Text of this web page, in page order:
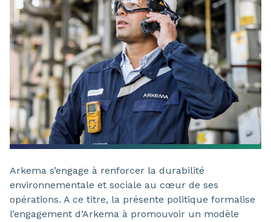
Arkema s’engage à renforcer la durabilité
environnementale et sociale au cœur de ses
opérations. A ce titre, la présente politique formalise
l’engagement d’Arkema à promouvoir un modèle